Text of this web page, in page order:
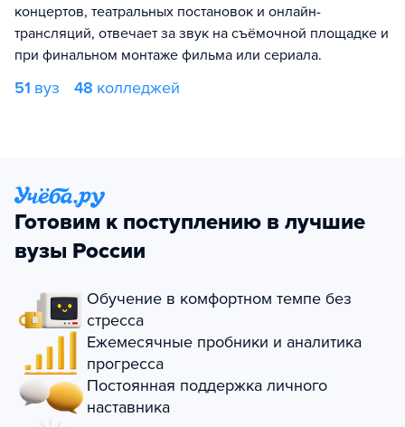
концертов, театральных постановок и онлайн-
трансляций, отвечает за звук на съёмочной площадке и
при финальном монтаже фильма или сериала.
51 вуз 48 колледжей
Готовим к поступлению в лучшие
вузы России
Обучение в комфортном темпе без
стресса
Ежемесячные пробники и аналитика
прогресса
Постоянная поддержка личного
наставника